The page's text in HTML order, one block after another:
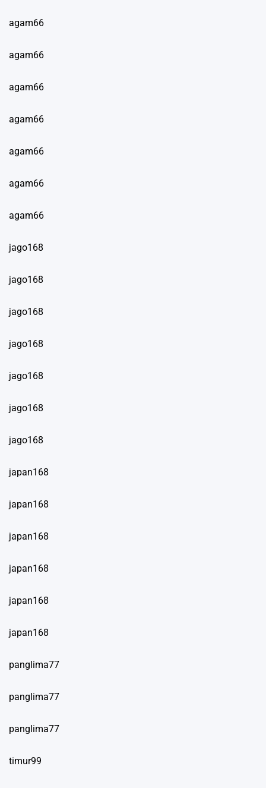
agam66
agam66
agam66
agam66
agam66
agam66
agam66
jago168
jago168
jago168
jago168
jago168
jago168
jago168
japan168
japan168
japan168
japan168
japan168
japan168
panglima77
panglima77
panglima77
timur99